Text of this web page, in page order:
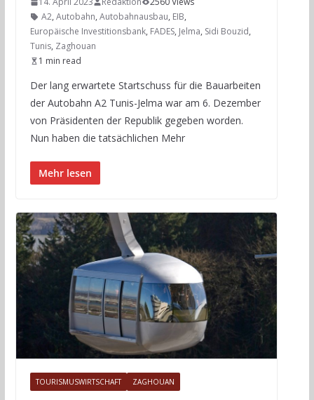
A2, Autobahn, Autobahnausbau, EIB,
Europäische Investitionsbank, FADES, Jelma, Sidi Bouzid,
Tunis, Zaghouan
1 min read
Der lang erwartete Startschuss für die Bauarbeiten
der Autobahn A2 Tunis-Jelma war am 6. Dezember
von Präsidenten der Republik gegeben worden.
Nun haben die tatsächlichen Mehr
Mehr lesen
TOURISMUSWIRTSCHAFT ZAGHOUAN